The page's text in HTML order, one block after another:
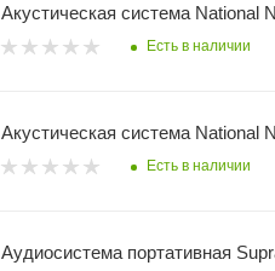
Акустическая система National
Есть в наличии
Акустическая система National
Есть в наличии
Аудиосистема портативная